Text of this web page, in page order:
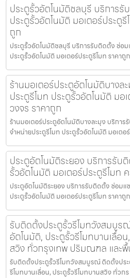
ประตูรั้วอัตโนมัติชลบุรี บริการรั
ประตูรั้วอัตโนมัติ มอเตอร์ประตู
ถูก
ประตูรั้วอัตโนมัติชลบุรี บริการรับติดตั้ง ซ่อม
ประตูรั้วอัตโนมัติ มอเตอร์ประตูรีโมท ราคาถู
ร้านมอเตอร์ประตูอัตโนมัติบาง
ประตูรีโมท ประตูรั้วอัตโนมัติ มอ
วงจร ราคาถูก
ร้านมอเตอร์ประตูอัตโนมัติบางละมุง บริกา
จำหน่ายประตูรีโมท ประตูรั้วอัตโนมัติ มอเตอ
ประตูอัตโนมัติระยอง บริการรับ
รั้วอัตโนมัติ มอเตอร์ประตูรีโมท
ประตูอัตโนมัติระยอง บริการรับติดตั้ง ซ่อมแ
ประตูรั้วอัตโนมัติ มอเตอร์ประตูรีโมท ราคา
รับติดตั้งประตูรั้วรีโมทวังสมบูร
อัตโนมัติ, ประตูรั้วรีโมทบานเลื่อ
สวิง ทั่วกรุงเทพ ปริมณฑล และพื้
รับติดตั้งประตูรั้วรีโมทวังสมบูรณ์ ติดตั้งประ
รีโมทบานเลื่อน, ประตูรั้วรีโมทบานสวิง ทั่วกร